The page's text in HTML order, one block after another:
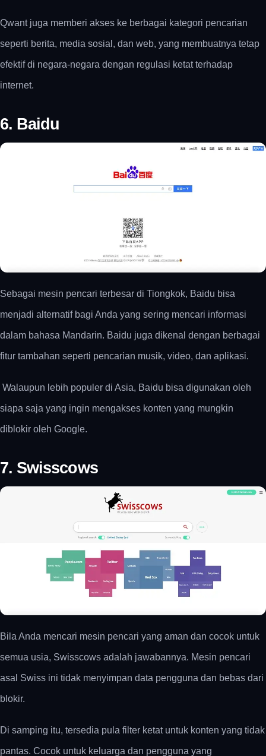
Qwant juga memberi akses ke berbagai kategori pencarian
seperti berita, media sosial, dan web, yang membuatnya tetap
efektif di negara-negara dengan regulasi ketat terhadap
internet.
6. Baidu
Sebagai mesin pencari terbesar di Tiongkok, Baidu bisa
menjadi alternatif bagi Anda yang sering mencari informasi
dalam bahasa Mandarin. Baidu juga dikenal dengan berbagai
fitur tambahan seperti pencarian musik, video, dan aplikasi.
Walaupun lebih populer di Asia, Baidu bisa digunakan oleh
siapa saja yang ingin mengakses konten yang mungkin
diblokir oleh Google.
7. Swisscows
Bila Anda mencari mesin pencari yang aman dan cocok untuk
semua usia, Swisscows adalah jawabannya. Mesin pencari
asal Swiss ini tidak menyimpan data pengguna dan bebas dari
blokir.
Di samping itu, tersedia pula filter ketat untuk konten yang tidak
pantas. Cocok untuk keluarga dan pengguna yang